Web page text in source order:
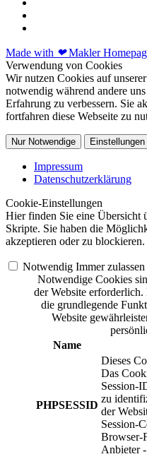
Made with ❤Makler
Verwendung von Cookies
Wir nutzen Cookies auf
notwendig während andere
Erfahrung zu verbessern. Sie
fortfahren diese Webseite zu
Nur Notwendige Einstellungen
Impressum
Datenschutzerklärung
Cookie-Einstellungen
Hier finden Sie eine Übersicht
Skripte. Sie haben die
akzeptieren oder zu blockieren.
Notwendig Immer zulassen
Notwendige Cookies
der Website
die grundlegende
Website
Name
PHPSESSID
Dieses
Das
Session-
zu
der
Session-
Browser-
Anbieter -